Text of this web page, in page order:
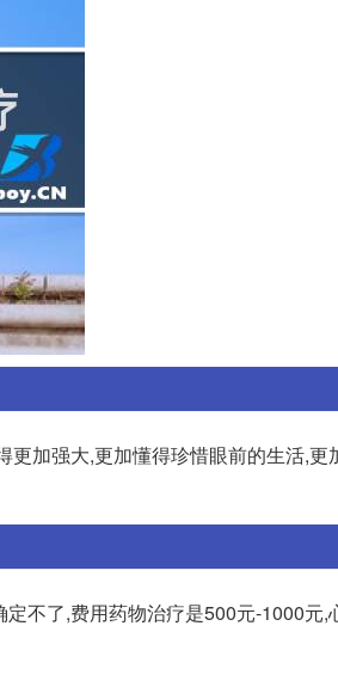
加强大,更加懂得珍惜眼前的生活,更
不了,费用药物治疗是500元-1000元,